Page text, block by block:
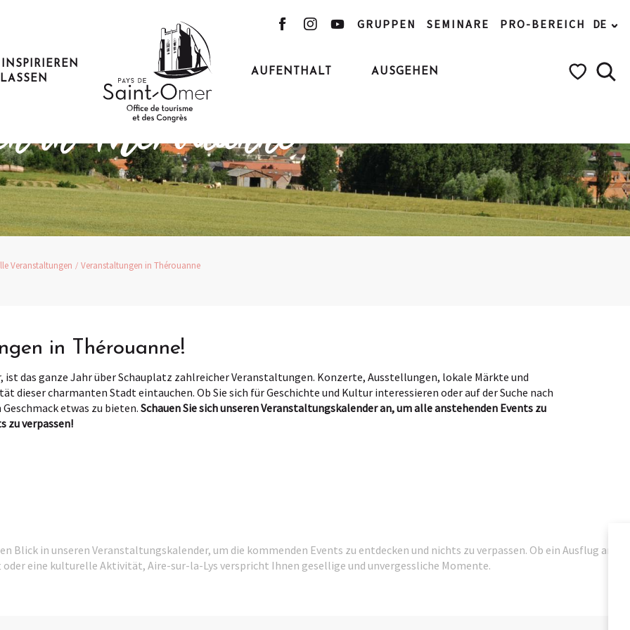
GRUPPEN SEMINARE PRO-BEREICH DE
LASSEN
AUFENTHALT AUSGEHEN
in Thérouanne
Veranstaltungen Veranstaltungen in Thérouanne
in Thérouanne!
ist das ganze Jahr über Schauplatz zahlreicher Veranstaltungen. Konzerte, Ausstellungen, lokale Märkte und
charmanten Stadt eintauchen. Ob Sie sich für Geschichte und Kultur interessieren oder auf der Suche nach
etwas zu bieten. Schauen Sie sich unseren Veranstaltungskalender an, um alle anstehenden Events zu
zu verpassen!
Blick in unseren Veranstaltungskalender, um die kommenden Events zu entdecken und nichts zu verpassen. Ob ein Ausflug an
oder eine kulturelle Aktivität, Aire-sur-la-Lys verspricht Ihnen gesellige und unvergessliche Momente.